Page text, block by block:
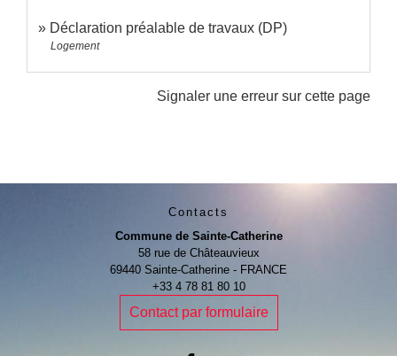
Déclaration préalable de travaux (DP)
Logement
Signaler une erreur sur cette page
Contacts
Commune de Sainte-Catherine
58 rue de Châteauvieux
69440 Sainte-Catherine - FRANCE
+33 4 78 81 80 10
Contact par formulaire